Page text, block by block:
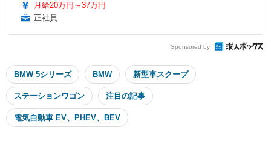
月給20万円～37万円
正社員
Sponsored by
BMW 5シリーズ BMW 新型車スクープ
ステーションワゴン 注目の記事
電気自動車 EV、PHEV、BEV